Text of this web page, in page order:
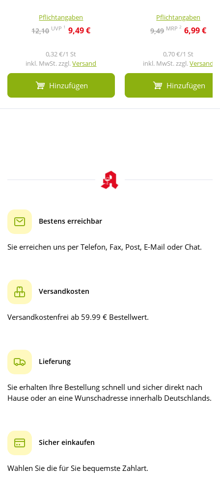
Pflichtangaben
12,10 UVP 1 9,49 €
0,32 €/1 St
inkl. MwSt. zzgl.Versand
Hinzufügen
Pflichtangaben
9,49 MRP2 6,99 €
0,70 €/1 St
inkl. MwSt. zzgl.Versand
Hinzufügen
Bestens erreichbar
Sie erreichen uns per Telefon, Fax, Post, E-Mail oder Chat.
Versandkosten
Versandkostenfrei ab 59.99 € Bestellwert.
Lieferung
Sie erhalten Ihre Bestellung schnell und sicher direkt nach
Hause oder an eine Wunschadresse innerhalb Deutschlands.
Sicher einkaufen
Wählen Sie die für Sie bequemste Zahlart.